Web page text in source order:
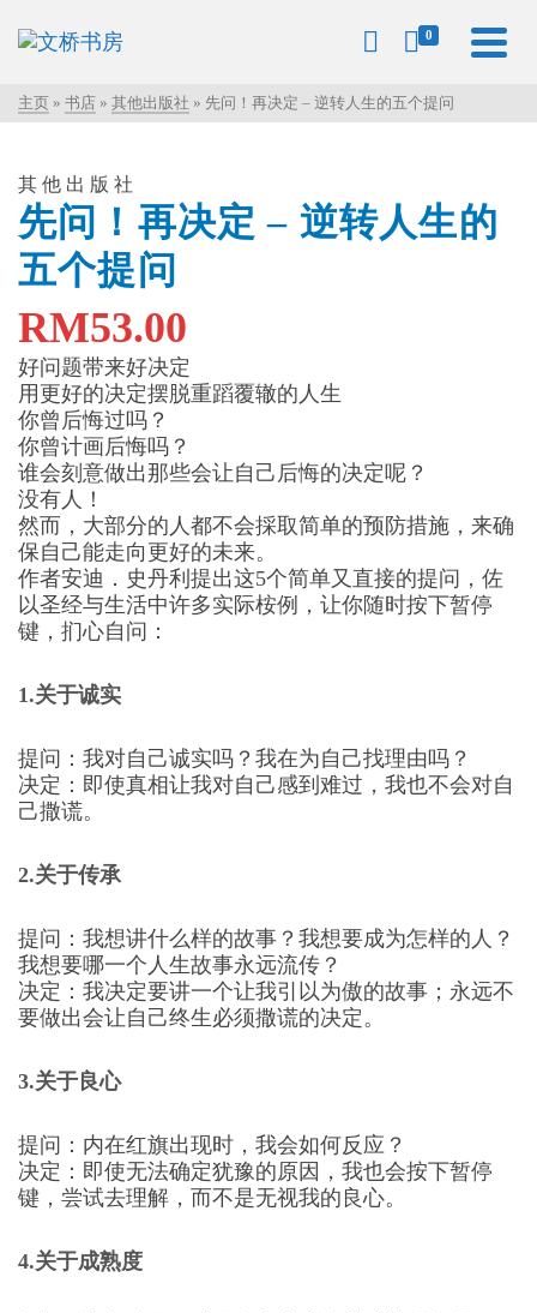
0
主页 » 书店 » 其他出版社 » 先问！再决定 – 逆转人生的五个提问
其他出版社
先问！再决定 – 逆转人生的
五个提问
RM53.00
好问题带来好决定
用更好的决定摆脱重蹈覆辙的人生
你曾后悔过吗？
你曾计画后悔吗？
谁会刻意做出那些会让自己后悔的决定呢？
没有人！
然而，大部分的人都不会採取简单的预防措施，来确
保自己能走向更好的未来。
作者安迪．史丹利提出这5个简单又直接的提问，佐
以圣经与生活中许多实际桉例，让你随时按下暂停
键，扪心自问：
1.关于诚实
提问：我对自己诚实吗？我在为自己找理由吗？
决定：即使真相让我对自己感到难过，我也不会对自
己撒谎。
2.关于传承
提问：我想讲什么样的故事？我想要成为怎样的人？
我想要哪一个人生故事永远流传？
决定：我决定要讲一个让我引以为傲的故事；永远不
要做出会让自己终生必须撒谎的决定。
3.关于良心
提问：内在红旗出现时，我会如何反应？
决定：即使无法确定犹豫的原因，我也会按下暂停
键，尝试去理解，而不是无视我的良心。
4.关于成熟度